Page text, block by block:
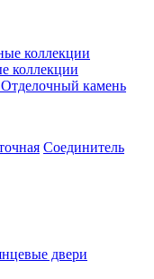
коллекции
коллекции
камень
Соединитель
двери